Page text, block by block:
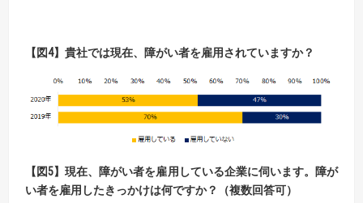
【 図4】 貴社では現在、障がい者を雇用されていますか？
【 図5】現在、障がい者を雇用している企業に伺います。
障が
い者を雇用したきっかけは何ですか？（複数回答可）